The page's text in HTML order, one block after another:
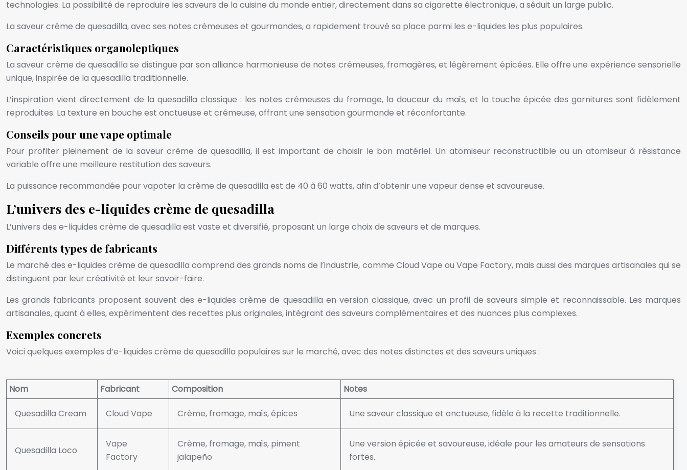
technologies. La possibilité de reproduire les saveurs de la cuisine du monde entier, directement dans sa cigarette électronique, a séduit un large public.
La saveur crème de quesadilla, avec ses notes crémeuses et gourmandes, a rapidement trouvé sa place parmi les e-liquides les plus populaires.
Caractéristiques organoleptiques
La saveur crème de quesadilla se distingue par son alliance harmonieuse de notes crémeuses, fromagères, et légèrement épicées. Elle offre une expérience sensorielle
unique, inspirée de la quesadilla traditionnelle.
L’inspiration vient directement de la quesadilla classique : les notes crémeuses du fromage, la douceur du maïs, et la touche épicée des garnitures sont fidèlement
reproduites. La texture en bouche est onctueuse et crémeuse, offrant une sensation gourmande et réconfortante.
Conseils pour une vape optimale
Pour profiter pleinement de la saveur crème de quesadilla, il est important de choisir le bon matériel. Un atomiseur reconstructible ou un atomiseur à résistance
variable offre une meilleure restitution des saveurs.
La puissance recommandée pour vapoter la crème de quesadilla est de 40 à 60 watts, afin d’obtenir une vapeur dense et savoureuse.
L’univers des e-liquides crème de quesadilla
L’univers des e-liquides crème de quesadilla est vaste et diversifié, proposant un large choix de saveurs et de marques.
Différents types de fabricants
Le marché des e-liquides crème de quesadilla comprend des grands noms de l’industrie, comme Cloud Vape ou Vape Factory, mais aussi des marques artisanales qui se
distinguent par leur créativité et leur savoir-faire.
Les grands fabricants proposent souvent des e-liquides crème de quesadilla en version classique, avec un profil de saveurs simple et reconnaissable. Les marques
artisanales, quant à elles, expérimentent des recettes plus originales, intégrant des saveurs complémentaires et des nuances plus complexes.
Exemples concrets
Voici quelques exemples d’e-liquides crème de quesadilla populaires sur le marché, avec des notes distinctes et des saveurs uniques :
Nom Fabricant Composition Notes
Quesadilla Cream Cloud Vape Crème, fromage, maïs, épices Une saveur classique et onctueuse, fidèle à la recette traditionnelle.
Quesadilla Loco
Vape
Factory
Crème, fromage, maïs, piment
jalapeño
Une version épicée et savoureuse, idéale pour les amateurs de sensations
fortes.